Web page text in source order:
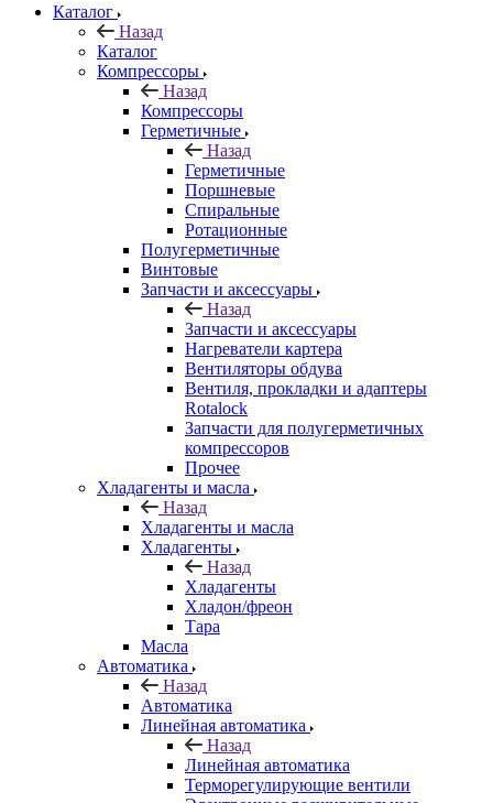
Каталог
Назад
Каталог
Компрессоры
Назад
Компрессоры
Герметичные
Назад
Герметичные
Поршневые
Спиральные
Ротационные
Полугерметичные
Винтовые
Запчасти и аксессуары
Назад
Запчасти и аксессуары
Нагреватели картера
Вентиляторы обдува
Вентиля, прокладки и адаптеры
Rotalock
Запчасти для полугерметичных
компрессоров
Прочее
Хладагенты и масла
Назад
Хладагенты и масла
Хладагенты
Назад
Хладагенты
Хладон/фреон
Тара
Масла
Автоматика
Назад
Автоматика
Линейная автоматика
Назад
Линейная автоматика
Терморегулирующие вентили